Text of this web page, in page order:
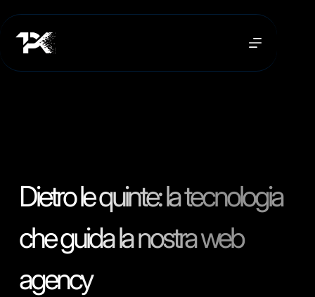
Dietro le quinte: la tecnologia
che guida la nostra web
agency